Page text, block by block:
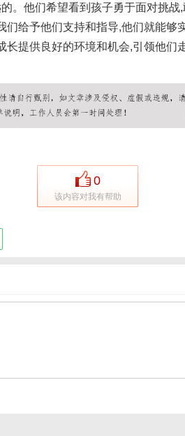
。他们希望看到孩子勇于面对挑战
们给予他们支持和指导,他们就能够
提供良好的环境和机会,引领他们
0
该内容对我有帮助